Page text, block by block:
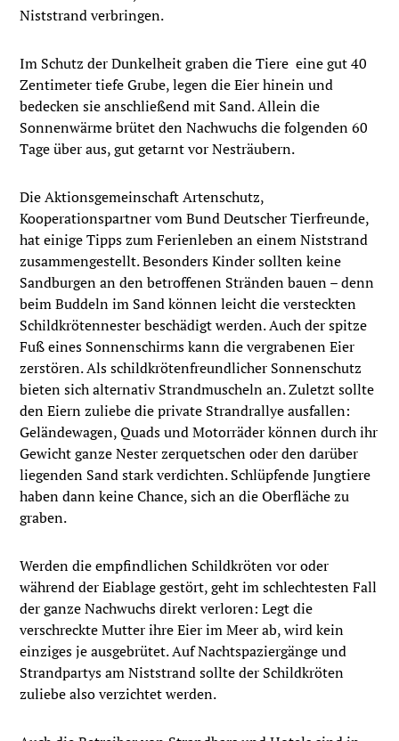
Niststrand verbringen.
Im Schutz der Dunkelheit graben die Tiere eine gut 40
Zentimeter tiefe Grube, legen die Eier hinein und
bedecken sie anschließend mit Sand. Allein die
Sonnenwärme brütet den Nachwuchs die folgenden 60
Tage über aus, gut getarnt vor Nesträubern.
Die Aktionsgemeinschaft Artenschutz,
Kooperationspartner vom Bund Deutscher Tierfreunde,
hat einige Tipps zum Ferienleben an einem Niststrand
zusammengestellt. Besonders Kinder sollten keine
Sandburgen an den betroffenen Stränden bauen – denn
beim Buddeln im Sand können leicht die versteckten
Schildkrötennester beschädigt werden. Auch der spitze
Fuß eines Sonnenschirms kann die vergrabenen Eier
zerstören. Als schildkrötenfreundlicher Sonnenschutz
bieten sich alternativ Strandmuscheln an. Zuletzt sollte
den Eiern zuliebe die private Strandrallye ausfallen:
Geländewagen, Quads und Motorräder können durch ihr
Gewicht ganze Nester zerquetschen oder den darüber
liegenden Sand stark verdichten. Schlüpfende Jungtiere
haben dann keine Chance, sich an die Oberfläche zu
graben.
Werden die empfindlichen Schildkröten vor oder
während der Eiablage gestört, geht im schlechtesten Fall
der ganze Nachwuchs direkt verloren: Legt die
verschreckte Mutter ihre Eier im Meer ab, wird kein
einziges je ausgebrütet. Auf Nachtspaziergänge und
Strandpartys am Niststrand sollte der Schildkröten
zuliebe also verzichtet werden.